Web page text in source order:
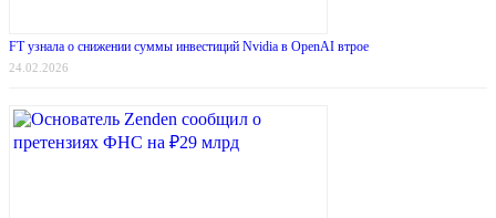
FT узнала о снижении суммы инвестиций Nvidia в OpenAI втрое
24.02.2026